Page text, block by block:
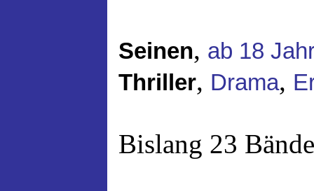
Seinen, ab 18
Thriller, Drama,
Bislang 23